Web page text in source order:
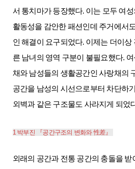
서 통치마가 등장했다. 이는 모두 여
활동성을 감안한 패션인데 주거에서
인 해결이 요구되었다. 이제는 더이
른 남녀의 영역 구분이 불필요했다.
채와 남성들의 생활공간인 사랑채의
공간을 남성의 시선으로부터 차단하
외벽과 같은 구조물도 사라지게 되었
1 박부진 『공간구조의 변화와 性差 』
외래의 공간과 전통 공간의 충돌을